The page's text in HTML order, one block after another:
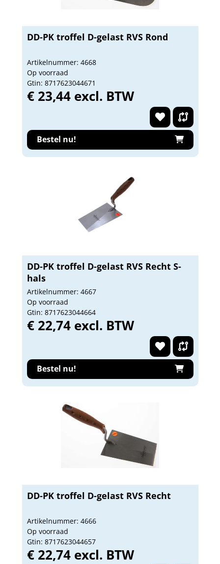
DD-PK troffel D-gelast RVS Rond
Artikelnummer: 4668
Op voorraad
Gtin: 8717623044671
€ 23,44 excl. BTW
Bestel nu!
DD-PK troffel D-gelast RVS Recht S-
hals
Artikelnummer: 4667
Op voorraad
Gtin: 8717623044664
€ 22,74 excl. BTW
Bestel nu!
DD-PK troffel D-gelast RVS Recht
Artikelnummer: 4666
Op voorraad
Gtin: 8717623044657
€ 22,74 excl. BTW